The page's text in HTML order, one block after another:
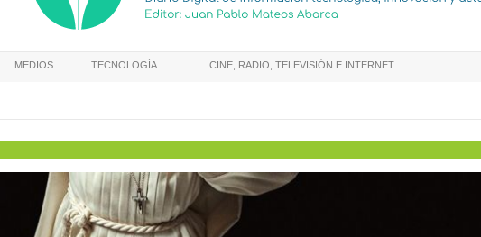
MEDIOS TECNOLOGÍA CINE, RADIO, TELEVISIÓN E INTERNET